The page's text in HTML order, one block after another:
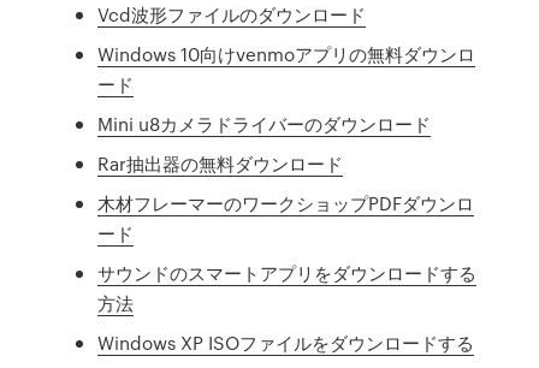
Vcd波形ファイルのダウンロード
Windows 10向けvenmoアプリの無料ダウンロ
ード
Mini u8カメラドライバーのダウンロード
Rar抽出器の無料ダウンロード
木材フレーマーのワークショップPDFダウンロ
ード
サウンドのスマートアプリをダウンロードする
方法
Windows XP ISOファイルをダウンロードする